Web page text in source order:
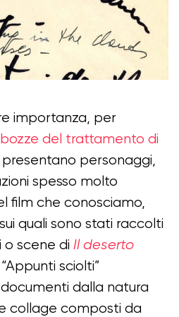
importanza, per
del trattamento di
presentano personaggi,
spesso molto
film che conosciamo,
quali sono stati raccolti
scene di Il deserto
“Appunti sciolti”
dalla natura
collage composti da